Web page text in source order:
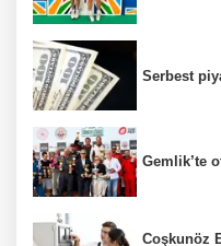
Serbest
Gemlik’te
Coşkunöz